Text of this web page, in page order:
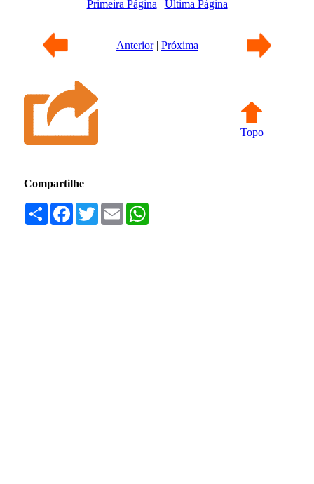
Primeira Página | Última Página
Anterior| Próxima
Topo
Compartilhe
Compartilhar
Facebook
TwitterEmail